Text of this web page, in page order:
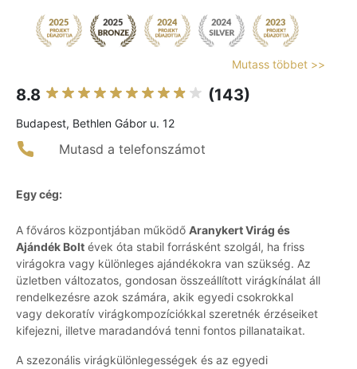
Mutass többet >>
8.8 (143)
Budapest, Bethlen Gábor u. 12
Mutasd a telefonszámot
Egy cég:
A főváros központjában működő Aranykert Virág és
Ajándék Bolt évek óta stabil forrásként szolgál, ha friss
virágokra vagy különleges ajándékokra van szükség. Az
üzletben változatos, gondosan összeállított virágkínálat áll
rendelkezésre azok számára, akik egyedi csokrokkal
vagy dekoratív virágkompozíciókkal szeretnék érzéseiket
kifejezni, illetve maradandóvá tenni fontos pillanataikat.
A szezonális virágkülönlegességek és az egyedi